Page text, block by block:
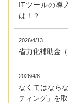
ITツールの導
は！？
2026/4/13
省力化補助金
2026/4/8
なくてはなら
ティング」を